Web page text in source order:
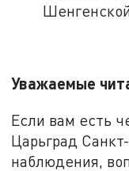
Уважаемые
Если вам есть
Царьград
наблюдения,